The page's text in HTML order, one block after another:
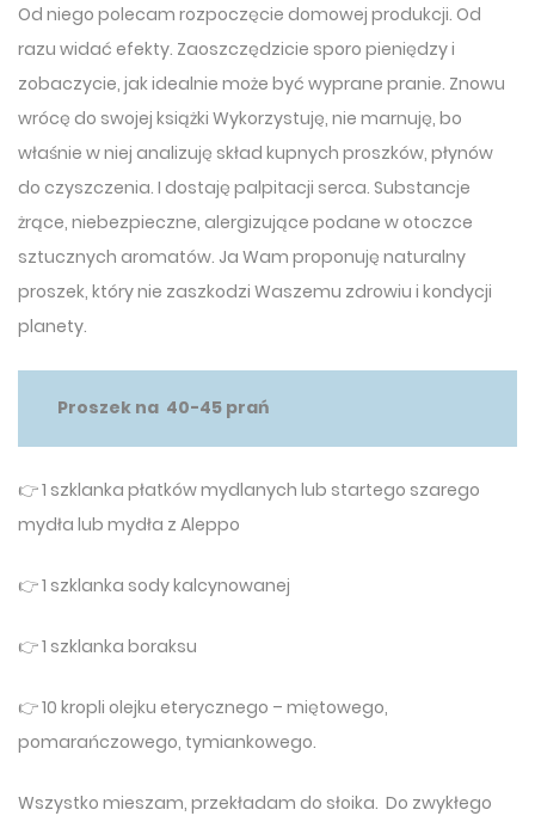
Od niego polecam rozpoczęcie domowej produkcji. Od
razu widać efekty. Zaoszczędzicie sporo pieniędzy i
zobaczycie, jak idealnie może być wyprane pranie. Znowu
wrócę do swojej książki Wykorzystuję, nie marnuję, bo
właśnie w niej analizuję skład kupnych proszków, płynów
do czyszczenia. I dostaję palpitacji serca. Substancje
żrące, niebezpieczne, alergizujące podane w otoczce
sztucznych aromatów. Ja Wam proponuję naturalny
proszek, który nie zaszkodzi Waszemu zdrowiu i kondycji
planety.
Proszek na 40-45 prań
👉 1 szklanka płatków mydlanych lub startego szarego
mydła lub mydła z Aleppo
👉 1 szklanka sody kalcynowanej
👉 1 szklanka boraksu
👉 10 kropli olejku eterycznego – miętowego,
pomarańczowego, tymiankowego.
Wszystko mieszam, przekładam do słoika. Do zwykłego